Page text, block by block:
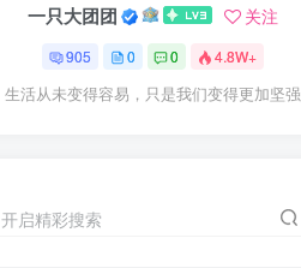
一只大团团 关注
905 0 0 4.8W+
生活从未变得容易，只是我们变得更加坚强
开启精彩搜索